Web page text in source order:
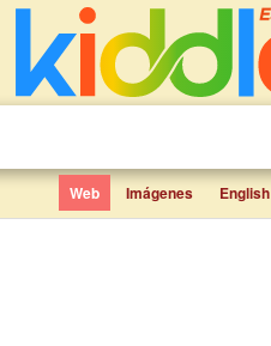
Web Imágenes English